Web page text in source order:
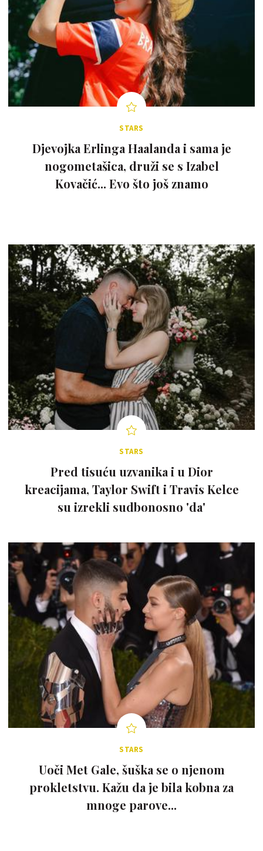
STARS
Djevojka Erlinga Haalanda i sama je
nogometašica, druži se s Izabel
Kovačić... Evo što još znamo
STARS
Pred tisuću uzvanika i u Dior
kreacijama, Taylor Swift i Travis Kelce
su izrekli sudbonosno 'da'
STARS
Uoči Met Gale, šuška se o njenom
prokletstvu. Kažu da je bila kobna za
mnoge parove...